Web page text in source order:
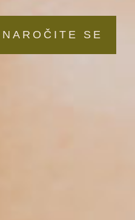
NAROČITE SE